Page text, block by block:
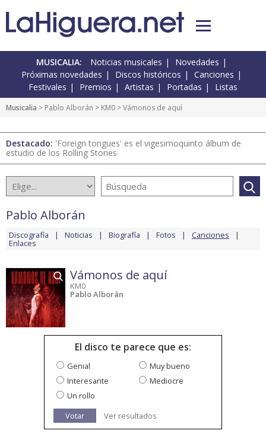
MUSICALIA: Noticias musicales
Novedades
Próximas novedades
Discos históricos
Canciones
Festivales
Premios Artistas Portadas Listas
Musicalia > Pablo Alborán > KM0 > Vámonos de aquí
Destacado: 'Foreign tongues' es el vigesimoquinto álbum de
estudio de los Rolling Stones
Pablo Alborán
Discografía Noticias Biografía Fotos Canciones
Enlaces
Vámonos de aquí
KM0
Pablo Alborán
El disco te parece que es:
Genial
Muy bueno
Interesante
Mediocre
Un rollo
Votar
Ver resultados